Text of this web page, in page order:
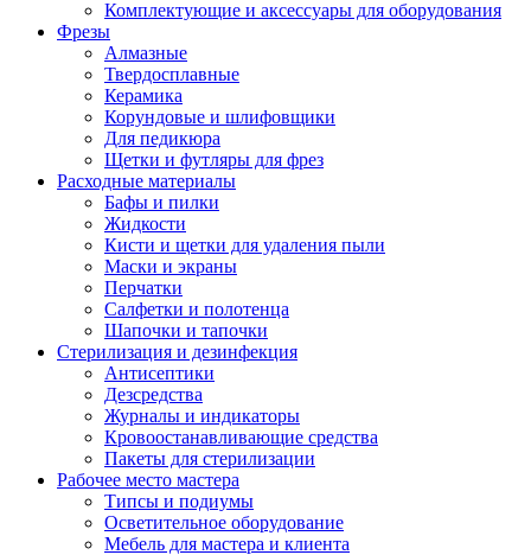
Комплектующие и аксессуары для оборудования
Фрезы
Алмазные
Твердосплавные
Керамика
Корундовые и шлифовщики
Для педикюра
Щетки и футляры для фрез
Расходные материалы
Бафы и пилки
Жидкости
Кисти и щетки для удаления пыли
Маски и экраны
Перчатки
Салфетки и полотенца
Шапочки и тапочки
Стерилизация и дезинфекция
Антисептики
Дезсредства
Журналы и индикаторы
Кровоостанавливающие средства
Пакеты для стерилизации
Рабочее место мастера
Типсы и подиумы
Осветительное оборудование
Мебель для мастера и клиента